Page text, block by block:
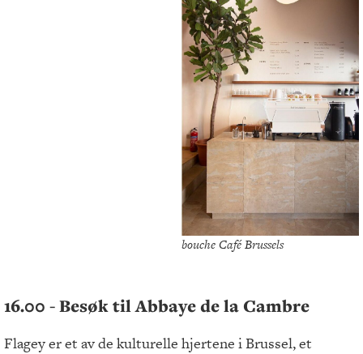
bouche Café Brussels
16.00 - Besøk til Abbaye de la Cambre
Flagey er et av de kulturelle hjertene i Brussel, et